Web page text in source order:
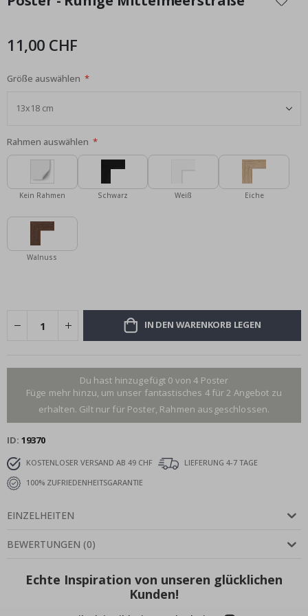
der
11,00 CHF
Größe auswählen
Rahmen auswählen
Kein Rahmen Schwarz Weiß Eiche
Walnuss
IN DEN WARENKORB LEGEN
Du hast hinzugefügt 0 von 4 Poster
Füge mehr hinzu, um unser fantastisches 4 für 2 Angebot zu
erhalten. Gilt nur für Poster, Rahmen ausgeschlossen.
ID 19370
KOSTENLOSER VERSAND AB 49 CHF
LIEFERUNG 4-7 TAGE
100% ZUFRIEDENHEITSGARANTIE
EINZELHEITEN
BEWERTUNGEN (0)
Echte Inspiration von unseren glücklichen
Kunden!